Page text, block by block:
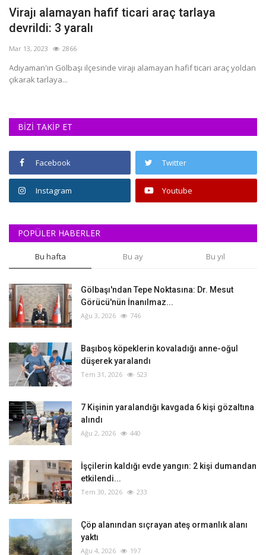
Virajı alamayan hafif ticari araç tarlaya
devrildi: 3 yaralı
Mar 13, 2023 2866
Adıyaman'ın Gölbaşı ilçesinde virajı alamayan hafif ticari araç yoldan
çıkarak tarlaya...
BİZİ TAKİP ET
Facebook Twitter
Instagram Youtube
POPÜLER HABERLER
Bu hafta Bu ay Bu yıl
Gölbaşı'ndan Tepe Noktasına: Dr. Mesut
Görücü'nün İnanılmaz...
Ağu 3, 2026 746
Başıboş köpeklerin kovaladığı anne-oğul
düşerek yaralandı
Tem 31, 2026 523
‎7 Kişinin yaralandığı kavgada 6 kişi gözaltına
alındı
Ağu 2, 2026 440
İşçilerin kaldığı evde yangın: 2 kişi dumandan
etkilendi...
Tem 30, 2026 233
Çöp alanından sıçrayan ateş ormanlık alanı
yaktı
Ağu 4, 2026 197